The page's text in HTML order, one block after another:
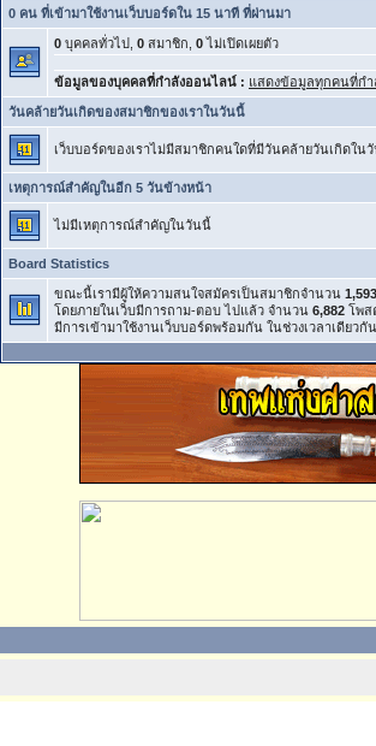
0 คน ที่เข้ามาใช้งานเว็บบอร์ดใน 15 นาที ที่ผ่านมา
0 บุคคลทั่วไป, 0 สมาชิก, 0ไม่เปิดเผยตัว
ข้อมูลของบุคคลที่กำลังออนไลน์ : แสดงข้อมูลทุกคนที่ก
วันคล้ายวันเกิดของสมาชิกของเราในวันนี้
เว็บบอร์ดของเราไม่มีสมาชิกคนใดที่มีวันคล้ายวันเกิดใน
เหตุการณ์สำคัญในอีก 5 วันข้างหน้า
ไม่มีเหตุการณ์สำคัญในวันนี้
Board Statistics
ขณะนี้เรามีผู้ให้ความสนใจสมัครเป็นสมาชิกจำนวน 1,593
โดยภายในเว็บมีการถาม-ตอบ ไปแล้ว จำนวน 6,882 โพส
มีการเข้ามาใช้งานเว็บบอร์ดพร้อมกัน ในช่วงเวลาเดียวกั